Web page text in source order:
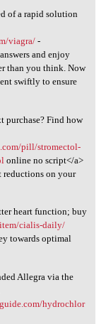
of a rapid solution
viagra/-
and enjoy
than you think. Now
swiftly to ensure
purchase? Find how
pill/stromectol-
online no script</a>
reductions on your
heart function; buy
cialis-daily/
towards optimal
Allegra via the
hydrochlor